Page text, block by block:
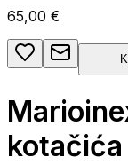
65,00 €